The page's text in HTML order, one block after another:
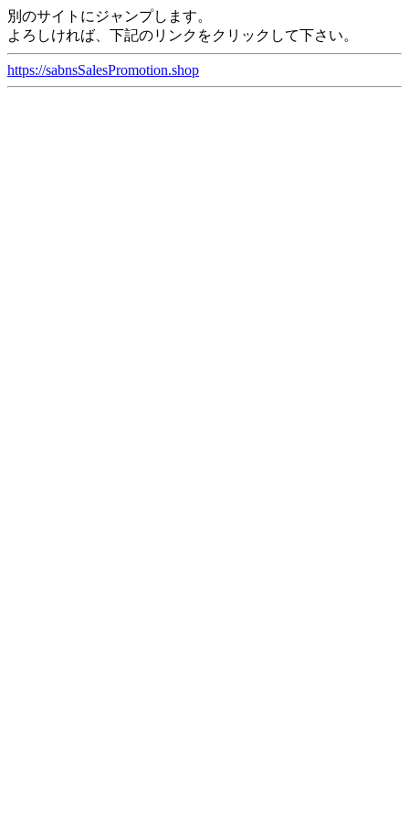
別のサイトにジャンプします。
よろしければ、下記のリンクをクリックして下さい。
https://sabnsSalesPromotion.shop